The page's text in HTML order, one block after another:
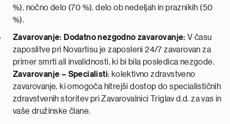
%), nočno delo (70 %), delo ob nedeljah in praznikih (50
%).
Zavarovanje: Dodatno nezgodno zavarovanje: V času
zaposlitve pri Novartisu je zaposleni 24/7 zavarovan za
primer smrti ali invalidnosti, ki bi bila posledica nezgode.
Zavarovanje – Specialisti: kolektivno zdravstveno
zavarovanje, ki omogoča hitrejši dostop do specialističnih
zdravstvenih storitev pri Zavarovalnici Triglav d.d. za vas in
vaše družinske člane.